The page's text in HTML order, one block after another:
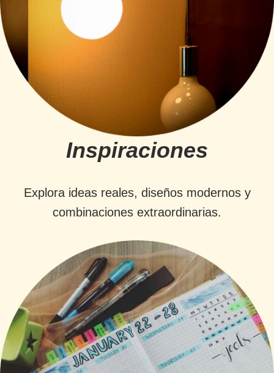
Inspiraciones
Explora ideas reales, diseños modernos y
combinaciones extraordinarias.